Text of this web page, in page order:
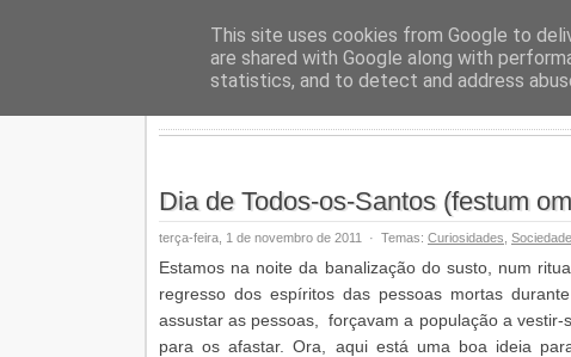
Dia de Todos-os-Santos (festum
terça-feira, 1 de novembro de 2011 · Temas: Curiosidades Sociedade
Estamos na noite da banalização do susto, num
regresso dos espíritos das pessoas mortas
assustar as pessoas, forçavam a população a vestir-
para os afastar. Ora, aqui está uma boa ideia
This site uses cookies from Google to
are shared with Google along with
statistics, and to detect and address